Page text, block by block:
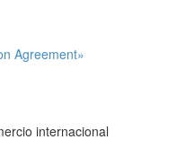
Agreement»
internacional